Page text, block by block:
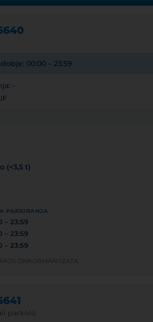
00:00 – 23:59
-
(<3,5 t)
PARKIRANJA
– 23:59
– 23:59
– 23:59
ÖNKORMÁNYZATA
parkoló